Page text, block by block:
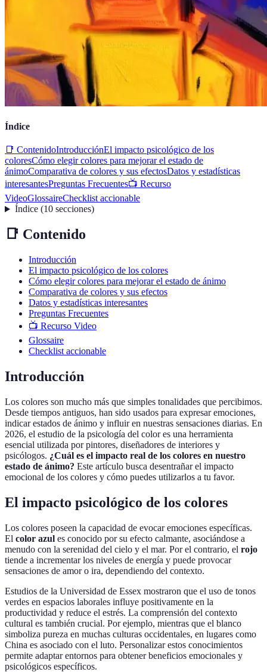
Índice
📑 ContenidoIntroducciónEl impacto psicológico de los
coloresCómo elegir colores para mejorar el estado de
ánimoComparativa de colores y sus efectosDatos y estadísticas
interesantesPreguntas Frecuentes📺 Recurso
VideoGlossaireChecklist accionable
Índice(10 secciones)
📑 Contenido
Introducción
El impacto psicológico de los colores
Cómo elegir colores para mejorar el estado de ánimo
Comparativa de colores y sus efectos
Datos y estadísticas interesantes
Preguntas Frecuentes
📺 Recurso Video
Glossaire
Checklist accionable
Introducción
Los colores son mucho más que simples tonalidades que percibimos.
Desde tiempos antiguos, han sido usados para expresar emociones,
indicar estados de ánimo y influir en nuestras sensaciones diarias. En
2026, el estudio de la psicología del color es una herramienta
esencial utilizada por pintores, diseñadores de interiores y
psicólogos. ¿Cuál es el impacto real de los colores en nuestro
estado de ánimo? Este artículo busca desentrañar el impacto
emocional de los colores y cómo puedes utilizarlos a tu favor.
El impacto psicológico de los colores
Los colores poseen la capacidad de evocar emociones específicas.
El color azul es conocido por su efecto calmante, asociándose a
menudo con la serenidad del cielo y el mar. Por el contrario, el rojo
tiende a incrementar los niveles de energía y puede provocar
sensaciones de amor o ira, dependiendo del contexto.
Estudios de la Universidad de Essex mostraron que el uso de tonos
verdes en espacios laborales influye positivamente en la
productividad y reduce el estrés. La comprensión del contexto
cultural es también crucial. Por ejemplo, mientras que el blanco
simboliza pureza en muchas culturas occidentales, en lugares como
China es asociado con el luto. Personalizar estos conocimientos
permite adaptar entornos para obtener beneficios emocionales y
psicológicos específicos.